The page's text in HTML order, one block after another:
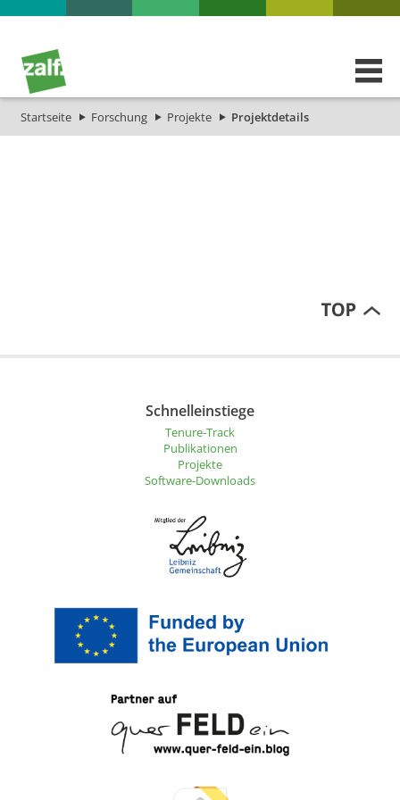
Startseite Forschung Projekte Projektdetails
Schnelleinstiege
Tenure-Track
Publikationen
Projekte
Software-Downloads